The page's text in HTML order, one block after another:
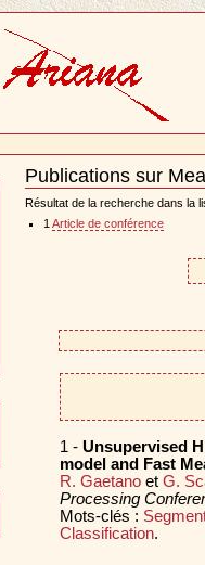
Publications sur
Document
Actions
Résultat de la recherche dans la
1 Article de conférence
1 - Unsupervised
model and Fast
R. Gaetanoet G.
Processing
Mots-clés :
Classification.